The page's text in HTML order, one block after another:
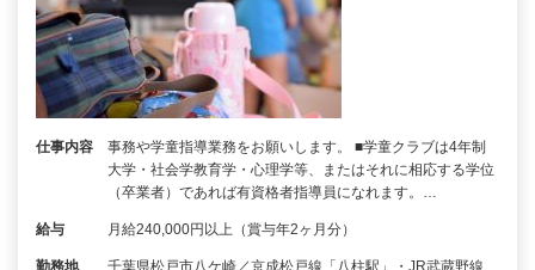
仕事内容
事務や学童指導業務をお願いします。 ■学童クラブは4年制
大学・社会学教育学・心理学等、またはそれに相応する学位
（卒業者）であれば有資格者指導員になれます。…
給与 月給240,000円以上（賞与年2ヶ月分）